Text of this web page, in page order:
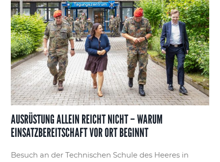
AUSRÜSTUNG ALLEIN REICHT NICHT – WARUM
EINSATZBEREITSCHAFT VOR ORT BEGINNT
Besuch an der Technischen Schule des Heeres in